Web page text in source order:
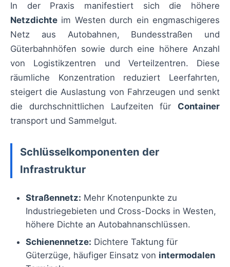
In der Praxis manifestiert sich die höhere
Netzdichte im Westen durch ein engmaschigeres
Netz aus Autobahnen, Bundesstraßen und
Güterbahnhöfen sowie durch eine höhere Anzahl
von Logistikzentren und Verteilzentren. Diese
räumliche Konzentration reduziert Leerfahrten,
steigert die Auslastung von Fahrzeugen und senkt
die durchschnittlichen Laufzeiten für Container
transport und Sammelgut.
Schlüsselkomponenten der
Infrastruktur
Straßennetz: Mehr Knotenpunkte zu
Industriegebieten und Cross-Docks in Westen,
höhere Dichte an Autobahnanschlüssen.
Schienennetze: Dichtere Taktung für
Güterzüge, häufiger Einsatz von intermodalen